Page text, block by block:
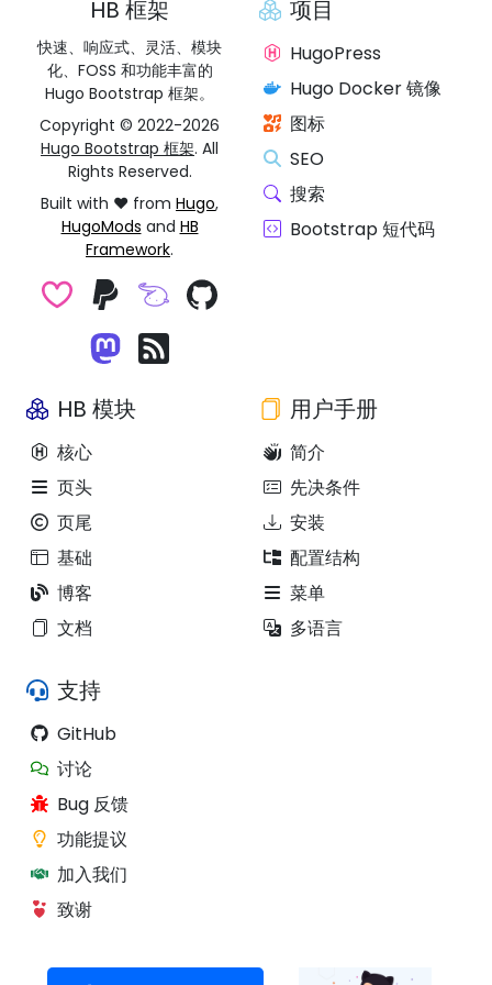
HB 框架
快速、响应式、灵活、模块
化、FOSS 和功能丰富的
Hugo Bootstrap 框架。
Copyright © 2022-2026
Hugo Bootstrap 框架. All
Rights Reserved.
Built with ❤️ from Hugo,
HugoMods and HB
Framework.
项目
HugoPress
Hugo Docker 镜像
图标
SEO
搜索
Bootstrap 短代码
HB 模块
核心
页头
页尾
基础
博客
文档
用户手册
简介
先决条件
安装
配置结构
菜单
多语言
支持
GitHub
讨论
Bug 反馈
功能提议
加入我们
致谢